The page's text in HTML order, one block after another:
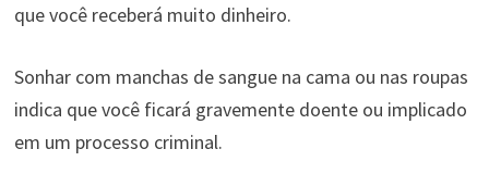
que você receberá muito dinheiro.
Sonhar com manchas de sangue na cama ou nas roupas
indica que você ficará gravemente doente ou implicado
em um processo criminal.